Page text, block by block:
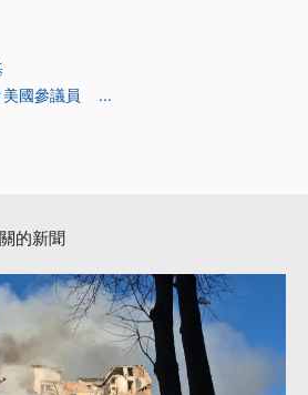
美國參議員 ...
的新聞